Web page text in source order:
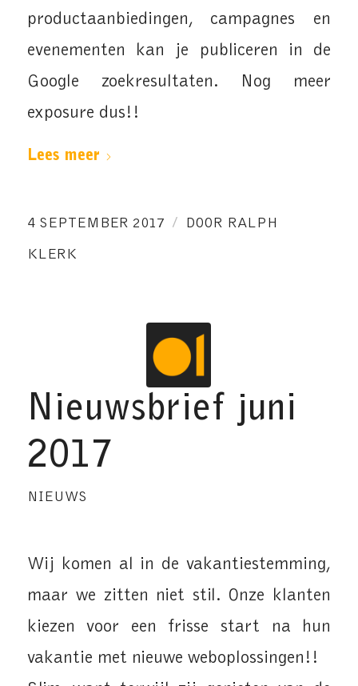
productaanbiedingen, campagnes en
evenementen kan je publiceren in de
Google zoekresultaten. Nog meer
exposure dus!!
Lees meer
4 SEPTEMBER 2017 / DOOR RALPH
KLERK
Nieuwsbrief juni
2017
NIEUWS
Wij komen al in de vakantiestemming,
maar we zitten niet stil. Onze klanten
kiezen voor een frisse start na hun
vakantie met nieuwe weboplossingen!!